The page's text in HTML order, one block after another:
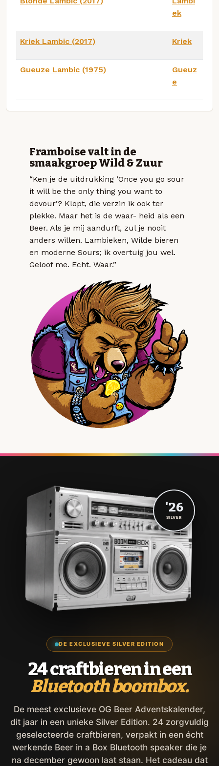
ek
Kriek Lambic (2017) Kriek
Gueuze Lambic (1975)
Gueuz
e
Framboise valt in de
smaakgroep Wild & Zuur
“Ken je de uitdrukking ‘Once you go sour
it will be the only thing you want to
devour’? Klopt, die verzin ik ook ter
plekke. Maar het is de waar- heid als een
Beer. Als je mij aandurft, zul je nooit
anders willen. Lambieken, Wilde bieren
en moderne Sours; ik overtuig jou wel.
Geloof me. Echt. Waar.”
DE EXCLUSIEVE SILVER EDITION
24 craftbieren in een
Bluetooth boombox.
De meest exclusieve OG Beer Adventskalender,
dit jaar in een unieke Silver Edition. 24 zorgvuldig
geselecteerde craftbieren, verpakt in een écht
werkende Beer in a Box Bluetooth speaker die je
na december gewoon laat staan. Het cadeau dat
'26
SILVER